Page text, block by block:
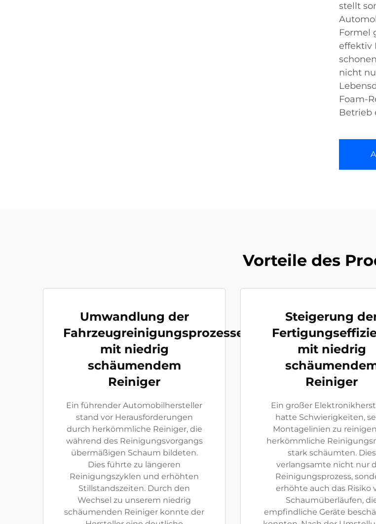
stellt
Formel
effektiv
nicht
Foam-
Betrieb
Vorteile des
Umwandlung der
Fahrzeugreinigungsprozesse
mit niedrig
schäumendem
Reiniger
Ein führender Automobilhersteller
stand vor Herausforderungen
durch herkömmliche Reiniger, die
während des Reinigungsvorgangs
übermäßigen Schaum bildeten.
Dies führte zu längeren
Reinigungszyklen und erhöhten
Stillstandszeiten. Durch den
Wechsel zu unserem niedrig
schäumenden Reiniger konnte der
Steigerung
mit niedrig
Reiniger
Ein großer
hatte Schwierigkeiten,
Montagelinien zu
herkömmliche
stark schäumten. Dies
verlangsamte nicht nur
Reinigungsprozess,
erhöhte auch das Risiko
Schaumüberläufen,
empfindliche Geräte